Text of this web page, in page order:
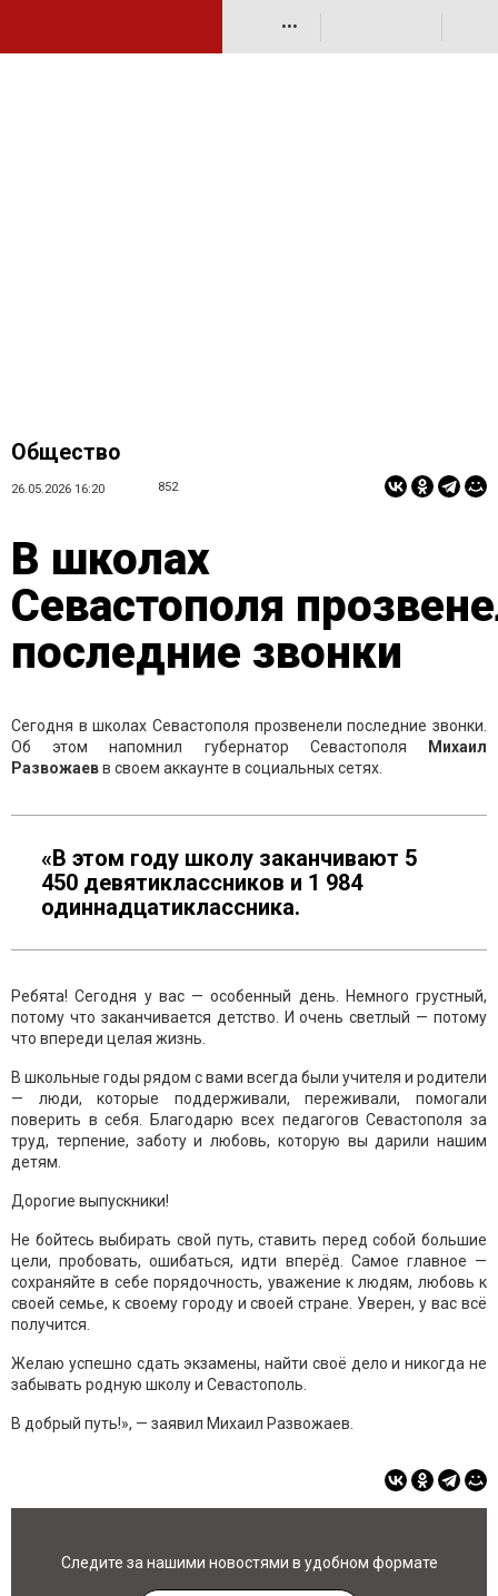
•••
Общество
26.05.2026 16:20 852
В школах
Севастополя
последние звонки
Сегодня в школах Севастополя прозвенели последние звонки.
Об этом напомнил губернатор Севастополя
Михаил
Развожаевв своем аккаунте в социальных сетях.
«В этом году школу заканчивают 5
450 девятиклассников и 1 984
одиннадцатиклассника.
Ребята! Сегодня у вас — особенный день. Немного грустный,
потому что заканчивается детство. И очень светлый — потому
что впереди целая жизнь.
В школьные годы рядом с вами всегда были учителя и родители
— люди, которые поддерживали, переживали, помогали
поверить в себя. Благодарю всех педагогов Севастополя за
труд, терпение, заботу и любовь, которую вы дарили нашим
детям.
Дорогие выпускники!
Не бойтесь выбирать свой путь, ставить перед собой большие
цели, пробовать, ошибаться, идти вперёд. Самое главное —
сохраняйте в себе порядочность, уважение к людям, любовь к
своей семье, к своему городу и своей стране. Уверен, у вас всё
получится.
Желаю успешно сдать экзамены, найти своё дело и никогда не
забывать родную школу и Севастополь.
В добрый путь!», — заявил Михаил Развожаев.
Следите за нашими новостями в удобном формате